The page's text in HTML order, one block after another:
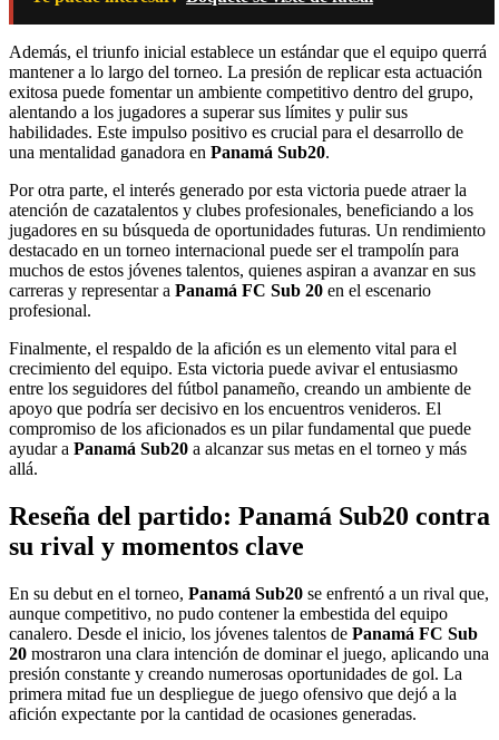
Además, el triunfo inicial establece un estándar que el equipo querrá
mantener a lo largo del torneo. La presión de replicar esta actuación
exitosa puede fomentar un ambiente competitivo dentro del grupo,
alentando a los jugadores a superar sus límites y pulir sus
habilidades. Este impulso positivo es crucial para el desarrollo de
una mentalidad ganadora en Panamá Sub20.
Por otra parte, el interés generado por esta victoria puede atraer la
atención de cazatalentos y clubes profesionales, beneficiando a los
jugadores en su búsqueda de oportunidades futuras. Un rendimiento
destacado en un torneo internacional puede ser el trampolín para
muchos de estos jóvenes talentos, quienes aspiran a avanzar en sus
carreras y representar a Panamá FC Sub 20 en el escenario
profesional.
Finalmente, el respaldo de la afición es un elemento vital para el
crecimiento del equipo. Esta victoria puede avivar el entusiasmo
entre los seguidores del fútbol panameño, creando un ambiente de
apoyo que podría ser decisivo en los encuentros venideros. El
compromiso de los aficionados es un pilar fundamental que puede
ayudar a Panamá Sub20 a alcanzar sus metas en el torneo y más
allá.
Reseña del partido: Panamá Sub20 contra
su rival y momentos clave
En su debut en el torneo, Panamá Sub20 se enfrentó a un rival que,
aunque competitivo, no pudo contener la embestida del equipo
canalero. Desde el inicio, los jóvenes talentos de Panamá FC Sub
20 mostraron una clara intención de dominar el juego, aplicando una
presión constante y creando numerosas oportunidades de gol. La
primera mitad fue un despliegue de juego ofensivo que dejó a la
afición expectante por la cantidad de ocasiones generadas.